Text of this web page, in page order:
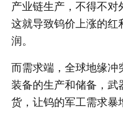
产业链生产，不得不对
这就导致钨价上涨的红
润。
而需求端，全球地缘冲
装备的生产和储备，武
货，让钨的军工需求暴